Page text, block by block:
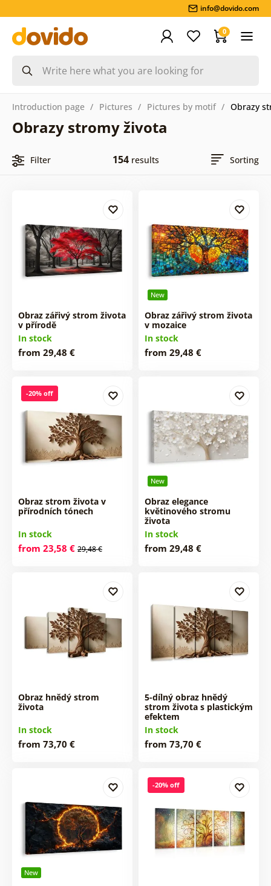
info@dovido.com
0
Introduction page Pictures Pictures by motif Obrazy
Obrazy stromy života
Filter 154results Sorting
Obraz zářivý strom života
v přírodě
In stock
from 29,48 €
New
Obraz zářivý strom života
v mozaice
In stock
from 29,48 €
-20% off
Obraz strom života v
přírodních tónech
In stock
from 23,58 € 29,48 €
New
Obraz elegance
květinového stromu
života
In stock
from 29,48 €
Obraz hnědý strom
života
In stock
from 73,70 €
5-dílný obraz hnědý
strom života s plastickým
efektem
In stock
from 73,70 €
New
-20% off